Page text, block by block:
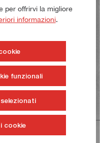
standard
x 6 mm e una
prodotti
per offrirvi la migliore
informazioni.
funzionali
cookie